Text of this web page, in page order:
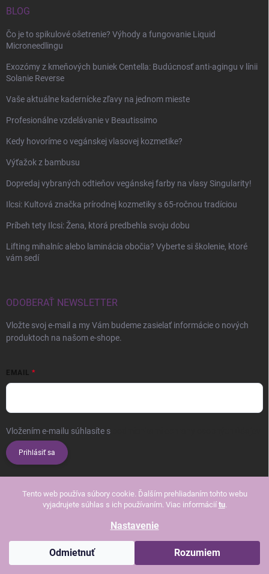
Tento web používa súbory cookie. Ďalším prehliadaním tohto webu
vyjadrujete súhlas s ich používaním. Viac informácií tu.
Nastavenie
Odmietnuť Rozumiem
BLOG
Čo je to spikulové ošetrenie? Výhody a fungovanie Liquid
Microneedlingu
Exozómy z kmeňových buniek Centella: Budúcnosť anti-agingu v línii
Solanie Reverse
Vaše aktuálne kadernícke zľavy na jednom mieste
Profesionálne vzdelávanie v Beautissimo
Kedy hovoríme o vegánskej vlasovej kozmetike?
Výťažok z bambusu
Dopredaj vybraných odtieňov vegánskej farby na vlasy Singularity!
Ilcsi: Kultová značka prírodnej kozmetiky s 65-ročnou tradíciou
Príbeh tety Ilcsi: Žena, ktorá predbehla svoju dobu
Lifting mihalníc alebo laminácia obočia? Vyberte si školenie, ktoré
vám sedí
ODOBERAŤ NEWSLETTER
Vložte svoj e-mail a my Vám budeme zasielať informácie o nových
produktoch na našom e-shope.
EMAIL
Vložením e-mailu súhlasíte s
Prihlásiť sa
Vytvoril Shoptet
cookies